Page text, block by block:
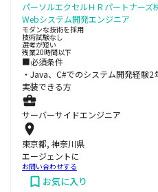
パーソルエクセルＨＲパートナーズ
Webシステム開発エンジニア
モダンな技術を採用
技術試験なし
選考が短い
残業20時間以下
■必須条件
・Java、C#でのシステム開発経験
実装できる方
サーバーサイドエンジニア
東京都, 神奈川県
エージェントに
お問い合わせする
お気に入り